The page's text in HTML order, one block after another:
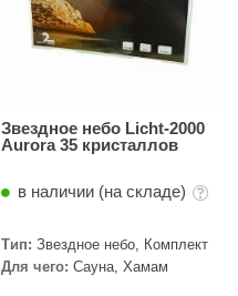
Звездное небо Licht-2000
Aurora 35 кристаллов
в наличии (на складе)
Тип: Звездное небо, Комплект
Для чего: Сауна, Хамам